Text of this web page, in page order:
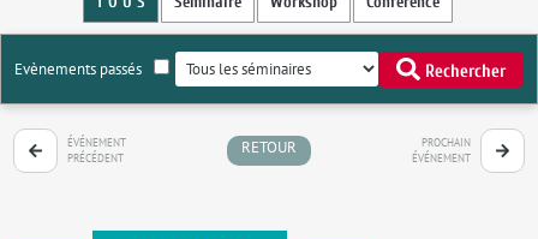
Evènements passés Rechercher
ÉVÉNEMENT
PRÉCÉDENT
RETOUR
PROCHAIN
ÉVÉNEMENT